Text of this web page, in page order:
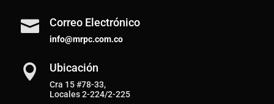
 Correo Electrónico
info@mrpc.com.co
 Ubicación
Cra 15 #78-33,
Locales 2-224/2-225